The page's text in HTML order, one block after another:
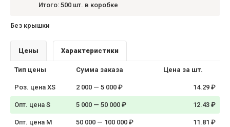
Итого: 500 шт. в коробке
Без крышки
Цены Характеристики
Тип цены Сумма заказа Цена за шт.
Роз. цена XS 2 000 — 5 000 ₽ 14.29 ₽
Опт. цена S 5 000 — 50 000 ₽ 12.43 ₽
Опт. цена M 50 000 — 100 000 ₽ 11.81 ₽